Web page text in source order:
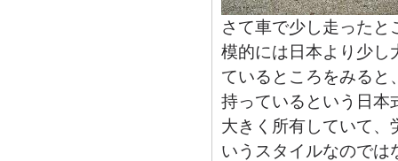
さて車で少し走った
模的には日本より少し
ているところをみると
持っているという日本
大きく所有していて、
いうスタイルなのでは